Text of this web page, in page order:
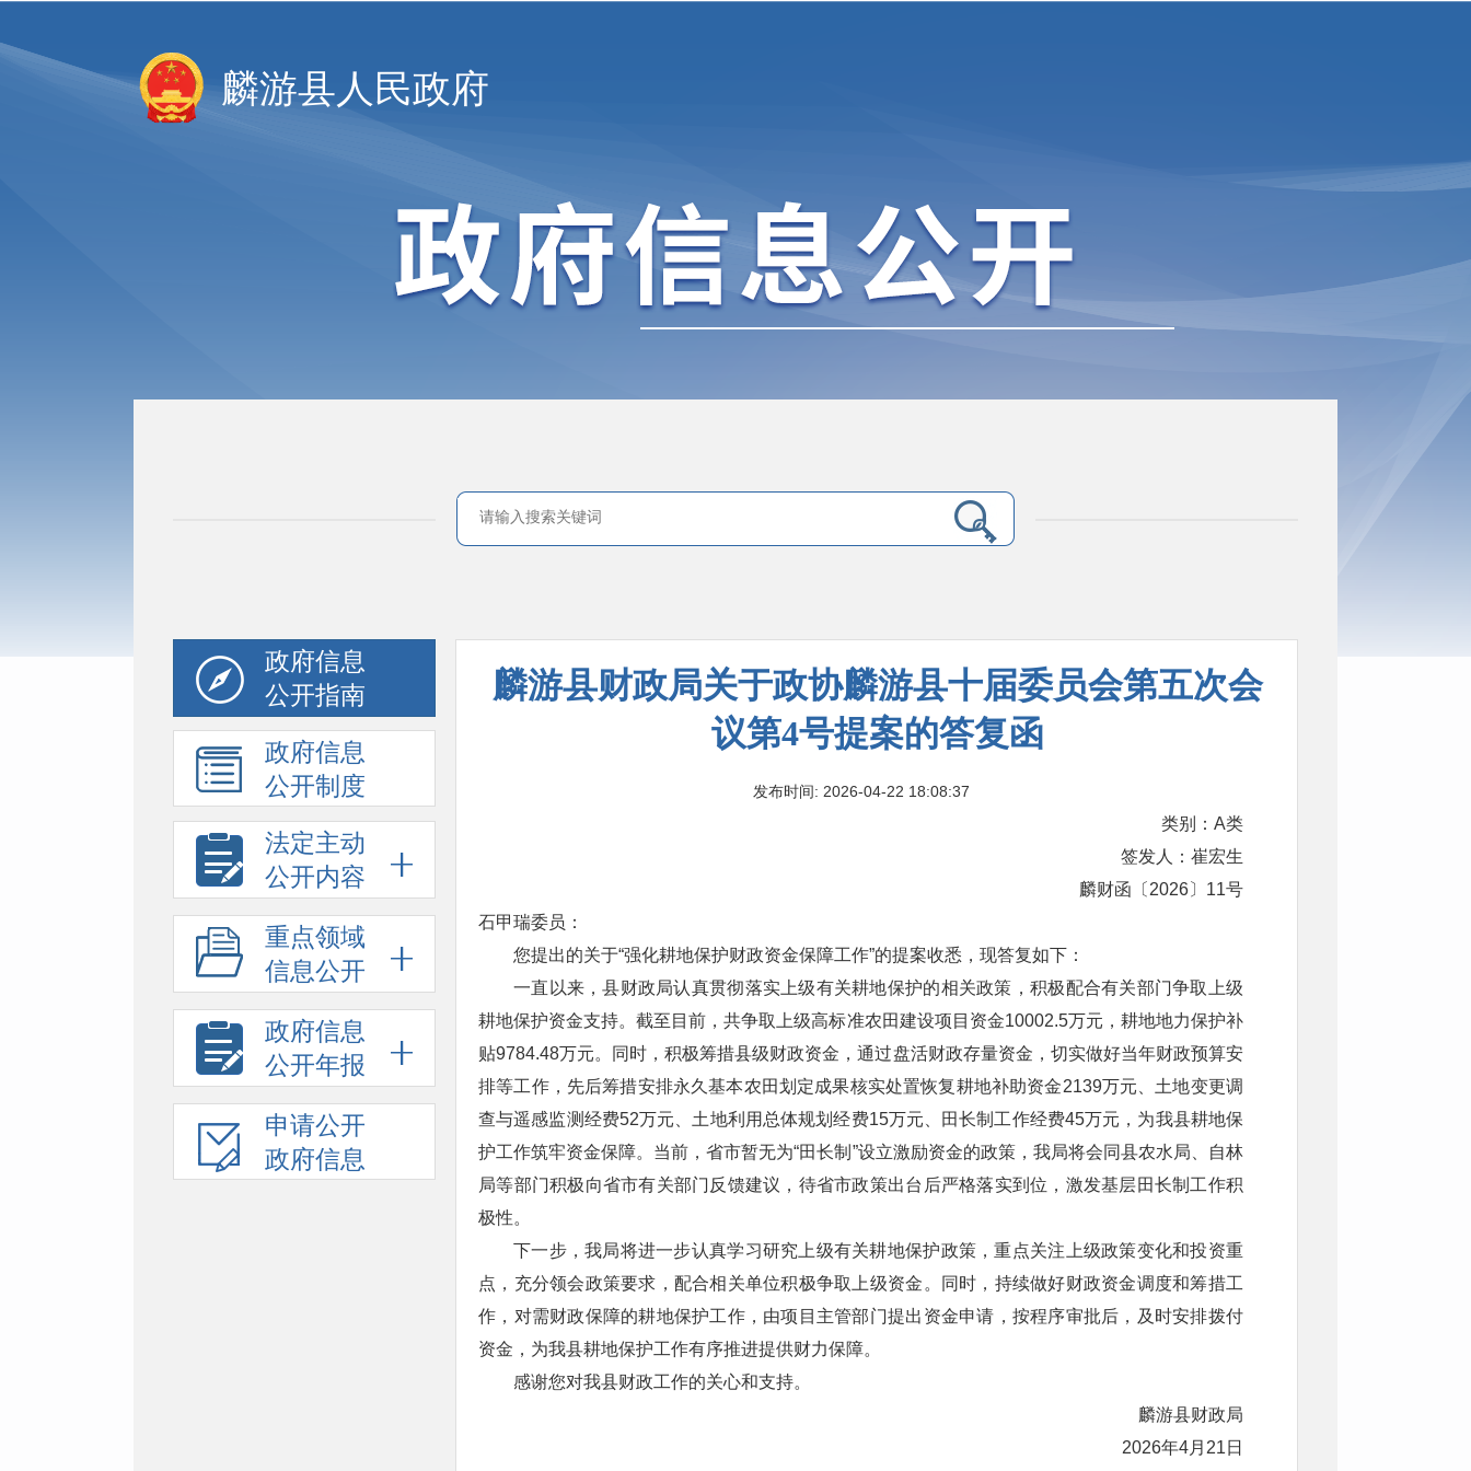
麟游县人民政府
政府信息
公开指南
政府信息
公开制度
法定主动
公开内容
重点领域
信息公开
政府信息
公开年报
申请公开
政府信息
麟游县财政局关于政协麟游县十届委员会第五次会
议第4号提案的答复函
发布时间: 2026-04-22 18:08:37
类别：A类
签发人：崔宏生
麟财函〔2026〕11号
石甲瑞委员：
您提出的关于“强化耕地保护财政资金保障工作”的提案收悉，现答复如下：
一直以来，县财政局认真贯彻落实上级有关耕地保护的相关政策，积极配合有关部门争取上级
耕地保护资金支持。截至目前，共争取上级高标准农田建设项目资金10002.5万元，耕地地力保护补
贴9784.48万元。同时，积极筹措县级财政资金，通过盘活财政存量资金，切实做好当年财政预算安
排等工作，先后筹措安排永久基本农田划定成果核实处置恢复耕地补助资金2139万元、土地变更调
查与遥感监测经费52万元、土地利用总体规划经费15万元、田长制工作经费45万元，为我县耕地保
护工作筑牢资金保障。当前，省市暂无为“田长制”设立激励资金的政策，我局将会同县农水局、自林
局等部门积极向省市有关部门反馈建议，待省市政策出台后严格落实到位，激发基层田长制工作积
极性。
下一步，我局将进一步认真学习研究上级有关耕地保护政策，重点关注上级政策变化和投资重
点，充分领会政策要求，配合相关单位积极争取上级资金。同时，持续做好财政资金调度和筹措工
作，对需财政保障的耕地保护工作，由项目主管部门提出资金申请，按程序审批后，及时安排拨付
资金，为我县耕地保护工作有序推进提供财力保障。
感谢您对我县财政工作的关心和支持。
麟游县财政局
2026年4月21日